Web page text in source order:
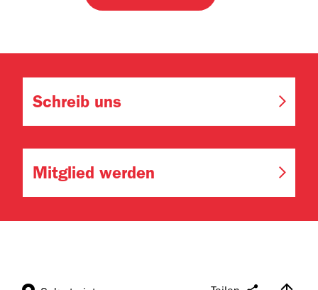
Schreib uns
Mitglied werden